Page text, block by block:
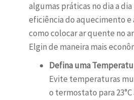
algumas práticas no dia a
eficiência do aquecimento e
como colocar ar quente no
Elgin de maneira mais
Defina uma
Evite temperaturas
o termostato para 23°C